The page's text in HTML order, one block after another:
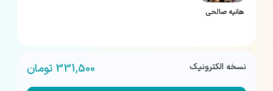
هانیه صالحی
نسخه الکترونیک 331,500 تومان